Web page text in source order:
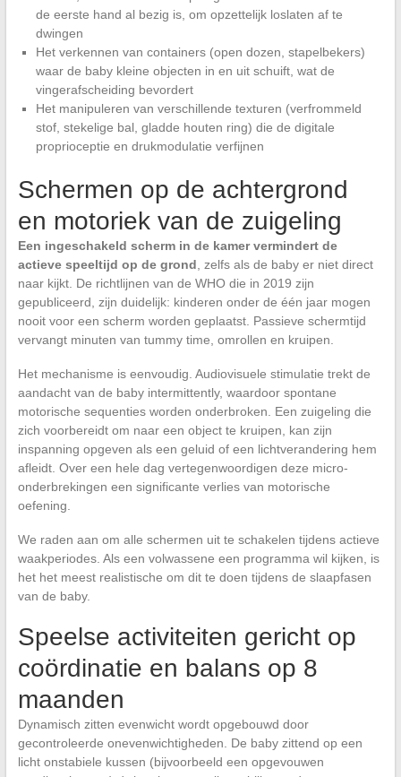
de eerste hand al bezig is, om opzettelijk loslaten af te
dwingen
Het verkennen van containers (open dozen, stapelbekers)
waar de baby kleine objecten in en uit schuift, wat de
vingerafscheiding bevordert
Het manipuleren van verschillende texturen (verfrommeld
stof, stekelige bal, gladde houten ring) die de digitale
proprioceptie en drukmodulatie verfijnen
Schermen op de achtergrond
en motoriek van de zuigeling
Een ingeschakeld scherm in de kamer vermindert de
actieve speeltijd op de grond, zelfs als de baby er niet direct
naar kijkt. De richtlijnen van de WHO die in 2019 zijn
gepubliceerd, zijn duidelijk: kinderen onder de één jaar mogen
nooit voor een scherm worden geplaatst. Passieve schermtijd
vervangt minuten van tummy time, omrollen en kruipen.
Het mechanisme is eenvoudig. Audiovisuele stimulatie trekt de
aandacht van de baby intermittently, waardoor spontane
motorische sequenties worden onderbroken. Een zuigeling die
zich voorbereidt om naar een object te kruipen, kan zijn
inspanning opgeven als een geluid of een lichtverandering hem
afleidt. Over een hele dag vertegenwoordigen deze micro-
onderbrekingen een significante verlies van motorische
oefening.
We raden aan om alle schermen uit te schakelen tijdens actieve
waakperiodes. Als een volwassene een programma wil kijken, is
het het meest realistische om dit te doen tijdens de slaapfasen
van de baby.
Speelse activiteiten gericht op
coördinatie en balans op 8
maanden
Dynamisch zitten evenwicht wordt opgebouwd door
gecontroleerde onevenwichtigheden. De baby zittend op een
licht onstabiele kussen (bijvoorbeeld een opgevouwen